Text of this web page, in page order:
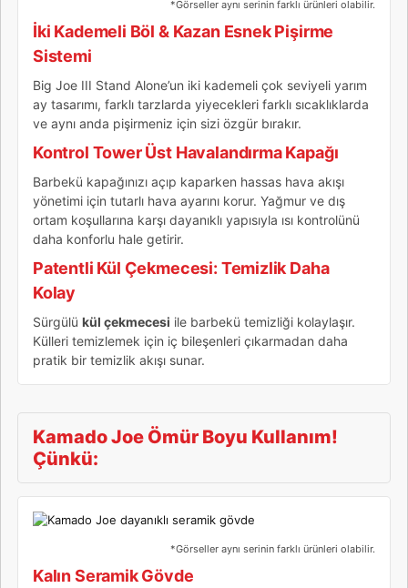
*Görseller aynı serinin farklı ürünleri olabilir.
İki Kademeli Böl & Kazan Esnek Pişirme
Sistemi
Big Joe III Stand Alone’un iki kademeli çok seviyeli yarım
ay tasarımı, farklı tarzlarda yiyecekleri farklı sıcaklıklarda
ve aynı anda pişirmeniz için sizi özgür bırakır.
Kontrol Tower Üst Havalandırma Kapağı
Barbekü kapağınızı açıp kaparken hassas hava akışı
yönetimi için tutarlı hava ayarını korur. Yağmur ve dış
ortam koşullarına karşı dayanıklı yapısıyla ısı kontrolünü
daha konforlu hale getirir.
Patentli Kül Çekmecesi: Temizlik Daha
Kolay
Sürgülü kül çekmecesi ile barbekü temizliği kolaylaşır.
Külleri temizlemek için iç bileşenleri çıkarmadan daha
pratik bir temizlik akışı sunar.
Kamado Joe Ömür Boyu Kullanım!
Çünkü:
*Görseller aynı serinin farklı ürünleri olabilir.
Kalın Seramik Gövde